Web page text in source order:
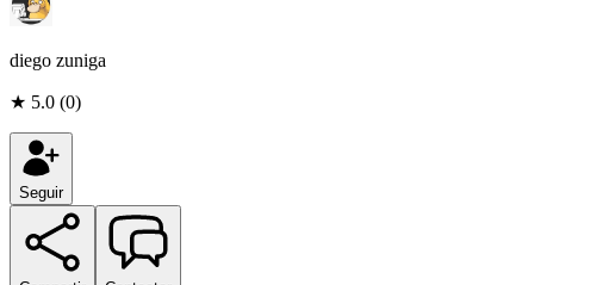
diego zuniga
★ 5.0 (0)
Seguir